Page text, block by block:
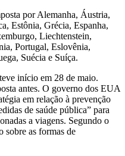
por Alemanha, Áustria,
Estônia, Grécia, Espanha,
Liechtenstein,
Portugal, Eslovênia,
Suécia e Suíça.
início em 28 de maio.
antes. O governo dos EUA
em relação à prevenção
de saúde pública” para
a viagens. Segundo o
sobre as formas de